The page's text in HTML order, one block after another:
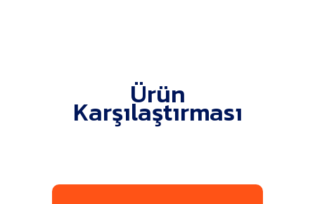
Ürün
Karşılaştırması